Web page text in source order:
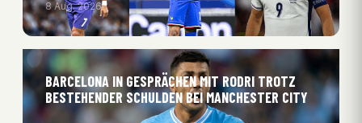
8 Aug. 2026
BARCELONA IN GESPRÄCHEN MIT RODRI TROTZ
BESTEHENDER SCHULDEN BEI MANCHESTER CITY